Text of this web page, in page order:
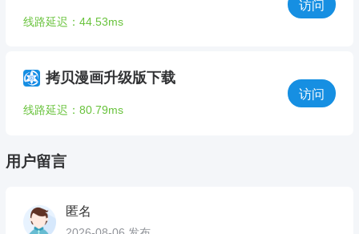
线路延迟：44.53ms
访问
拷贝漫画升级版下载
线路延迟：80.79ms
访问
用户留言
匿名